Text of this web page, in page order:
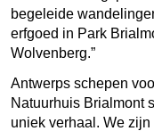
begeleide
erfgoed in Park
Wolvenberg.”
Antwerps schepen
Natuurhuis Brialmont
uniek verhaal. We